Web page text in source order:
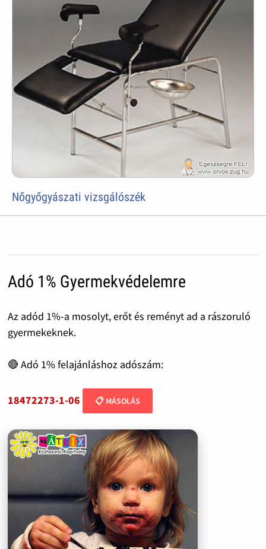
Nőgyőgyászati vizsgálószék
Adó 1% Gyermekvédelemre
Az adód 1%-a mosolyt, erőt és reményt ad a rászoruló
gyermekeknek.
🔴 Adó 1% felajánláshoz adószám:
18472273-1-06 📋 MÁSOLÁS